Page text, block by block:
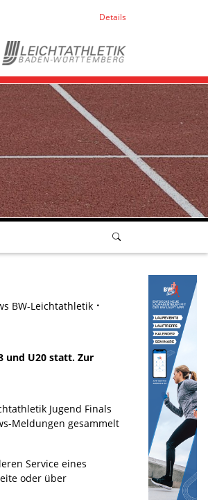
Details
BW-Leichtathletik
und U20 statt. Zur
Jugend Finals
Meldungen gesammelt
Service eines
oder über